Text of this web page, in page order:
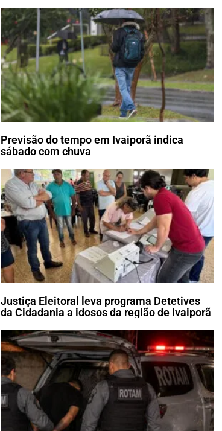
Previsão do tempo em Ivaiporã indica
sábado com chuva
Justiça Eleitoral leva programa Detetives
da Cidadania a idosos da região de Ivaiporã